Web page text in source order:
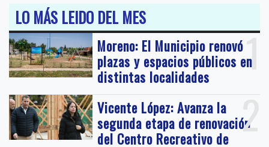
LO MÁS LEIDO DEL MES
1
Moreno: El Municipio renovó
plazas y espacios públicos en
distintas localidades
2
Vicente López: Avanza la
segunda etapa de renovación
del Centro Recreativo de